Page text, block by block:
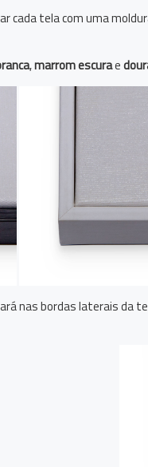
cada tela com uma
,marrom escurae
nas bordas laterais da